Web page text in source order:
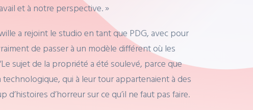
et à notre perspective. »
a rejoint le studio en tant que PDG, avec pour
de passer à un modèle différent où les
sujet de la propriété a été soulevé, parce que
qui à leur tour appartenaient à des
d’horreur sur ce qu’il ne faut pas faire.